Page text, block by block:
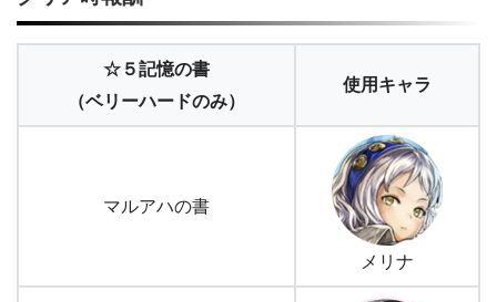
☆５記憶の書
（ベリーハードのみ）
使用キャラ
マルアハの書
メリナ